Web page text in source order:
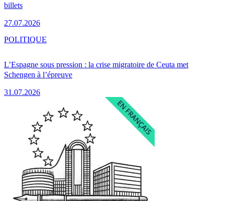
billets
27.07.2026
L’Espagne sous pression : la crise migratoire de Ceuta met
Schengen à l’épreuve
31.07.2026
POLITIQUE